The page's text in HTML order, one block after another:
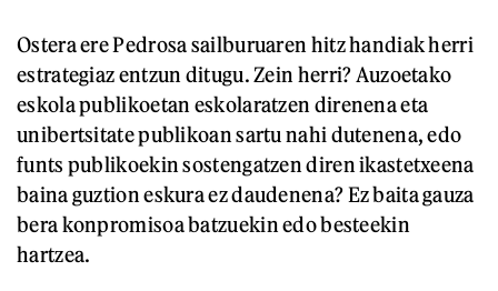
Ostera ere Pedrosa sailburuaren hitz handiak herri
estrategiaz entzun ditugu. Zein herri? Auzoetako
eskola publikoetan eskolaratzen direnena eta
unibertsitate publikoan sartu nahi dutenena, edo
funts publikoekin sostengatzen diren ikastetxeena
baina guztion eskura ez daudenena? Ez baita gauza
bera konpromisoa batzuekin edo besteekin
hartzea.